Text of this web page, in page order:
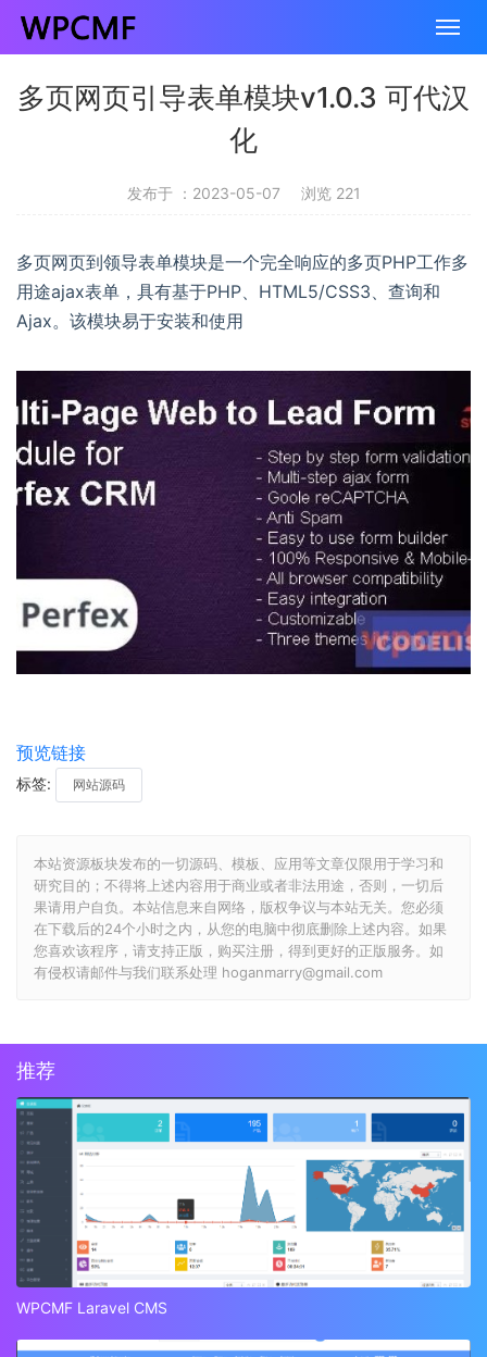
多页网页引导表单模块v1.0.3 可代汉
化
发布于 ：2023-05-07 浏览 221
多页网页到领导表单模块是一个完全响应的多页PHP工作多
用途ajax表单，具有基于PHP、HTML5/CSS3、查询和
Ajax。该模块易于安装和使用
预览链接
标签: 网站源码
本站资源板块发布的一切源码、模板、应用等文章仅限用于学习和
研究目的；不得将上述内容用于商业或者非法用途，否则，一切后
果请用户自负。本站信息来自网络，版权争议与本站无关。您必须
在下载后的24个小时之内，从您的电脑中彻底删除上述内容。如果
您喜欢该程序，请支持正版，购买注册，得到更好的正版服务。如
有侵权请邮件与我们联系处理 hoganmarry@gmail.com
推荐
WPCMF Laravel CMS